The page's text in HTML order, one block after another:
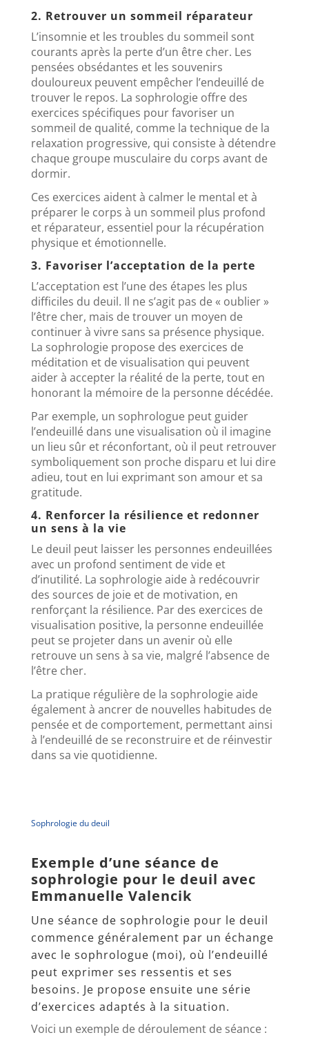
2. Retrouver un sommeil réparateur
L’insomnie et les troubles du sommeil sont
courants après la perte d’un être cher. Les
pensées obsédantes et les souvenirs
douloureux peuvent empêcher l’endeuillé de
trouver le repos. La sophrologie offre des
exercices spécifiques pour favoriser un
sommeil de qualité, comme la technique de la
relaxation progressive, qui consiste à détendre
chaque groupe musculaire du corps avant de
dormir.
Ces exercices aident à calmer le mental et à
préparer le corps à un sommeil plus profond
et réparateur, essentiel pour la récupération
physique et émotionnelle.
3. Favoriser l’acceptation de la perte
L’acceptation est l’une des étapes les plus
difficiles du deuil. Il ne s’agit pas de « oublier »
l’être cher, mais de trouver un moyen de
continuer à vivre sans sa présence physique.
La sophrologie propose des exercices de
méditation et de visualisation qui peuvent
aider à accepter la réalité de la perte, tout en
honorant la mémoire de la personne décédée.
Par exemple, un sophrologue peut guider
l’endeuillé dans une visualisation où il imagine
un lieu sûr et réconfortant, où il peut retrouver
symboliquement son proche disparu et lui dire
adieu, tout en lui exprimant son amour et sa
gratitude.
4. Renforcer la résilience et redonner
un sens à la vie
Le deuil peut laisser les personnes endeuillées
avec un profond sentiment de vide et
d’inutilité. La sophrologie aide à redécouvrir
des sources de joie et de motivation, en
renforçant la résilience. Par des exercices de
visualisation positive, la personne endeuillée
peut se projeter dans un avenir où elle
retrouve un sens à sa vie, malgré l’absence de
l’être cher.
La pratique régulière de la sophrologie aide
également à ancrer de nouvelles habitudes de
pensée et de comportement, permettant ainsi
à l’endeuillé de se reconstruire et de réinvestir
dans sa vie quotidienne.
Sophrologie du deuil
Exemple d’une séance de
sophrologie pour le deuil avec
Emmanuelle Valencik
Une séance de sophrologie pour le deuil
commence généralement par un échange
avec le sophrologue (moi), où l’endeuillé
peut exprimer ses ressentis et ses
besoins. Je propose ensuite une série
d’exercices adaptés à la situation.
Voici un exemple de déroulement de séance :